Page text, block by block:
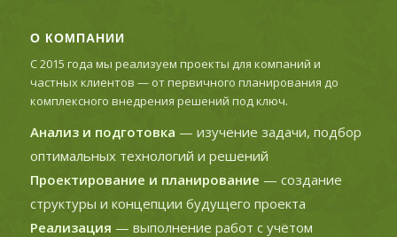
О КОМПАНИИ
С 2015 года мы реализуем проекты для компаний и
частных клиентов — от первичного планирования до
комплексного внедрения решений под ключ.
Анализ и подготовка — изучение задачи, подбор
оптимальных технологий и решений
Проектирование и планирование — создание
структуры и концепции будущего проекта
Реализация — выполнение работ с учётом